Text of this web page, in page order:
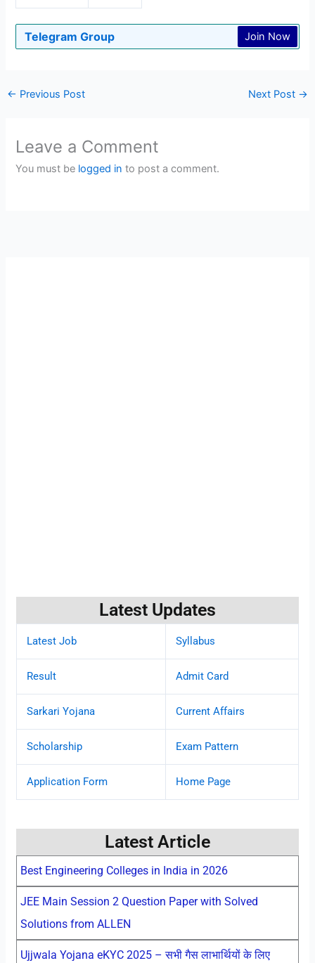
Telegram Group Join Now
← Previous Post Next Post →
Leave a Comment
You must be logged in to post a comment.
Latest Updates
Latest Job Syllabus
Result Admit Card
Sarkari Yojana Current Affairs
Scholarship Exam Pattern
Application Form Home Page
Latest Article
Best Engineering Colleges in India in 2026
JEE Main Session 2 Question Paper with Solved
Solutions from ALLEN
Ujjwala Yojana eKYC 2025 – सभी गैस लाभार्थियों के लिए